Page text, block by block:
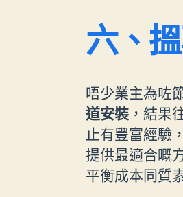
六、
唔少業主為咗
道安裝 ，結果
止有豐富經驗
提供最適合嘅
平衡成本同質